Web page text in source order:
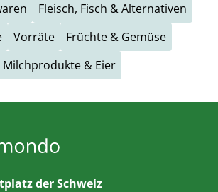
Fleisch, Fisch & Alternativen
Vorräte
Früchte & Gemüse
Milchprodukte & Eier
der Schweiz